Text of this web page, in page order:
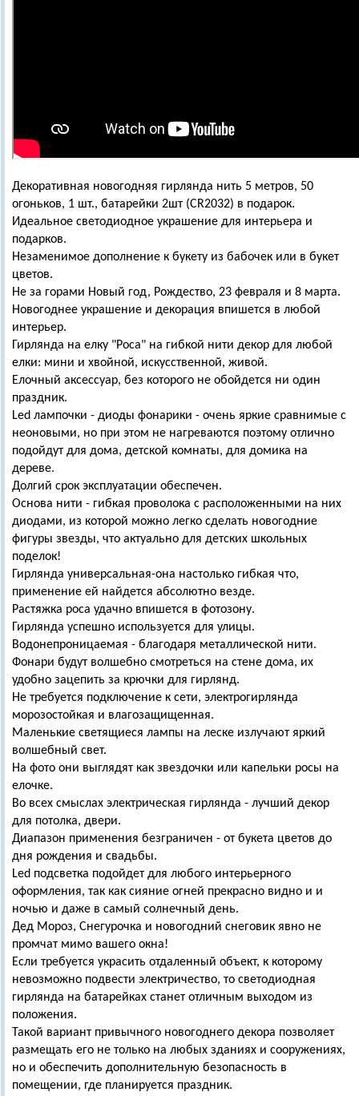
Декоративная новогодняя гирлянда нить 5 метров, 50
огоньков, 1 шт., батарейки 2шт (CR2032) в подарок.
Идеальное светодиодное украшение для интерьера и
подарков.
Незаменимое дополнение к букету из бабочек или в букет
цветов.
Не за горами Новый год, Рождество, 23 февраля и 8 марта.
Новогоднее украшение и декорация впишется в любой
интерьер.
Гирлянда на елку "Роса" на гибкой нити декор для любой
елки: мини и хвойной, искусственной, живой.
Елочный аксессуар, без которого не обойдется ни один
праздник.
Led лампочки - диоды фонарики - очень яркие сравнимые с
неоновыми, но при этом не нагреваются поэтому отлично
подойдут для дома, детской комнаты, для домика на
дереве.
Долгий срок эксплуатации обеспечен.
Основа нити - гибкая проволока с расположенными на них
диодами, из которой можно легко сделать новогодние
фигуры звезды, что актуально для детских школьных
поделок!
Гирлянда универсальная-она настолько гибкая что,
применение ей найдется абсолютно везде.
Растяжка роса удачно впишется в фотозону.
Гирлянда успешно используется для улицы.
Водонепроницаемая - благодаря металлической нити.
Фонари будут волшебно смотреться на стене дома, их
удобно зацепить за крючки для гирлянд.
Не требуется подключение к сети, электрогирлянда
морозостойкая и влагозащищенная.
Маленькие светящиеся лампы на леске излучают яркий
волшебный свет.
На фото они выглядят как звездочки или капельки росы на
елочке.
Во всех смыслах электрическая гирлянда - лучший декор
для потолка, двери.
Диапазон применения безграничен - от букета цветов до
дня рождения и свадьбы.
Led подсветка подойдет для любого интерьерного
оформления, так как сияние огней прекрасно видно и и
ночью и даже в самый солнечный день.
Дед Мороз, Снегурочка и новогодний снеговик явно не
промчат мимо вашего окна!
Если требуется украсить отдаленный объект, к которому
невозможно подвести электричество, то светодиодная
гирлянда на батарейках станет отличным выходом из
положения.
Такой вариант привычного новогоднего декора позволяет
размещать его не только на любых зданиях и сооружениях,
но и обеспечить дополнительную безопасность в
помещении, где планируется праздник.